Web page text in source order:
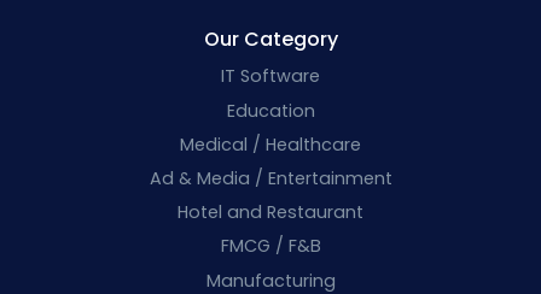
Our Category
IT Software
Education
Medical / Healthcare
Ad & Media / Entertainment
Hotel and Restaurant
FMCG / F&B
Manufacturing